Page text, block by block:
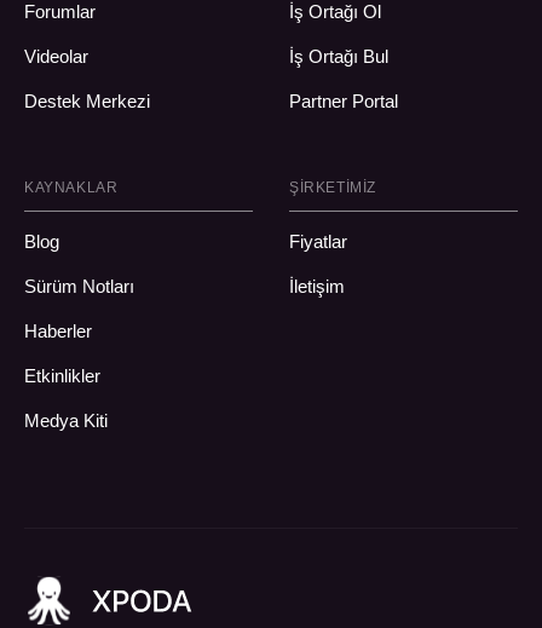
Forumlar
Videolar
Destek Merkezi
İş Ortağı Ol
İş Ortağı Bul
Partner Portal
KAYNAKLAR
Blog
Sürüm Notları
Haberler
Etkinlikler
Medya Kiti
ŞIRKETIMIZ
Fiyatlar
İletişim